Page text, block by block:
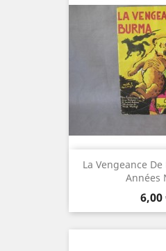
La Vengeance
Années
Prix
6,00